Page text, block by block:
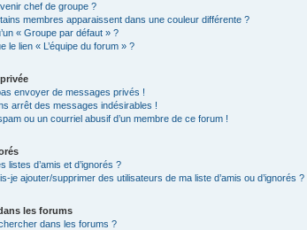
chef de groupe ?
membres apparaissent dans une couleur différente ?
« Groupe par défaut » ?
le lien « L’équipe du forum » ?
envoyer de messages privés !
arrêt des messages indésirables !
ou un courriel abusif d’un membre de ce forum !
listes d’amis et d’ignorés ?
je ajouter/supprimer des utilisateurs de ma liste d’amis ou d’ignorés ?
les forums
dans les forums ?